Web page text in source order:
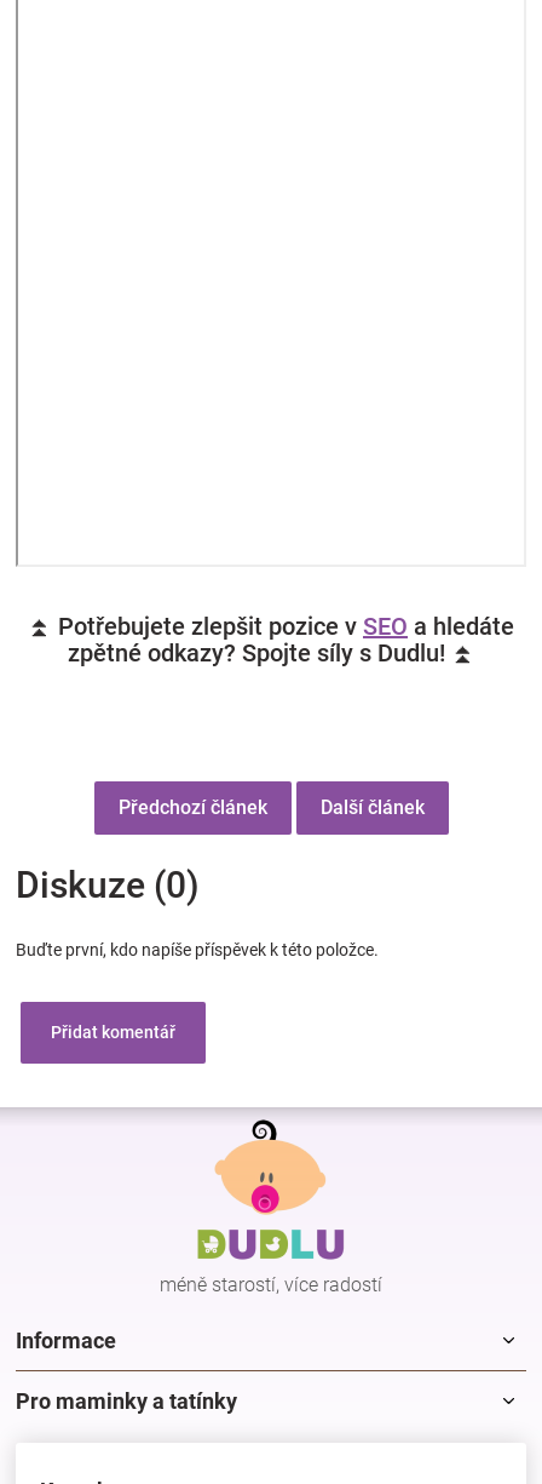
⏫ Potřebujete zlepšit pozice v SEO a hledáte
zpětné odkazy? Spojte síly s Dudlu! ⏫
Předchozí článek Další článek
Diskuze (0)
Buďte první, kdo napíše příspěvek k této položce.
Přidat komentář
Z
méně starostí, více radostí
Informace
Pro maminky a tatínky